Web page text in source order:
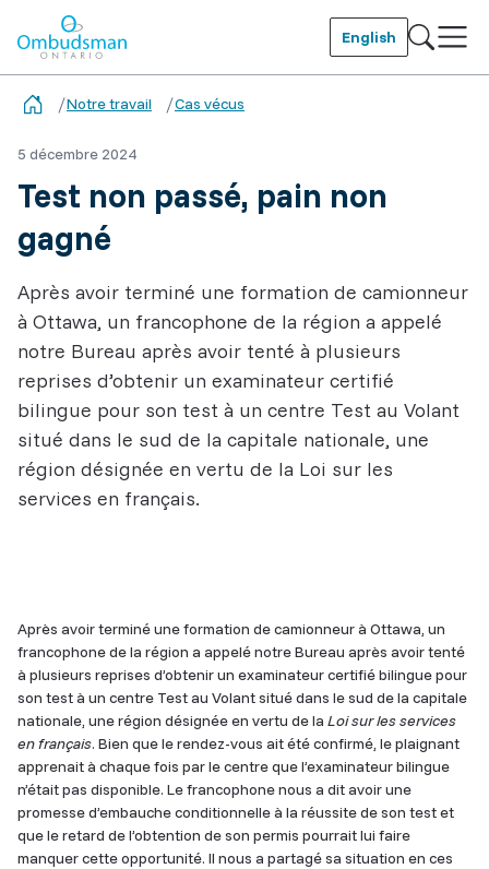
content
English
Notre travail Cas vécus
5 décembre 2024
Test non passé, pain non
gagné
Après avoir terminé une formation de camionneur
à Ottawa, un francophone de la région a appelé
notre Bureau après avoir tenté à plusieurs
reprises d’obtenir un examinateur certifié
bilingue pour son test à un centre Test au Volant
situé dans le sud de la capitale nationale, une
région désignée en vertu de la Loi sur les
services en français.
Après avoir terminé une formation de camionneur à Ottawa, un
francophone de la région a appelé notre Bureau après avoir tenté
à plusieurs reprises d’obtenir un examinateur certifié bilingue pour
son test à un centre Test au Volant situé dans le sud de la capitale
nationale, une région désignée en vertu de la Loi sur les services
en français. Bien que le rendez-vous ait été confirmé, le plaignant
apprenait à chaque fois par le centre que l’examinateur bilingue
n’était pas disponible. Le francophone nous a dit avoir une
promesse d’embauche conditionnelle à la réussite de son test et
que le retard de l’obtention de son permis pourrait lui faire
manquer cette opportunité. Il nous a partagé sa situation en ces